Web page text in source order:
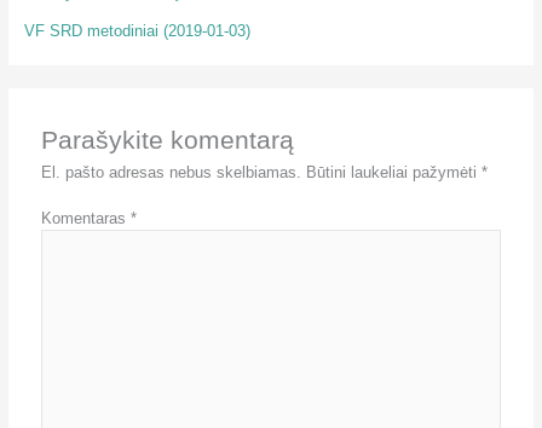
VF SRD metodiniai (2019-01-03)
Parašykite komentarą
El. pašto adresas nebus skelbiamas. Būtini laukeliai pažymėti*
Komentaras*